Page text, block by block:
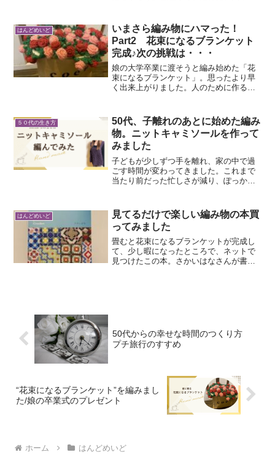
前のほんのひととき、コーヒーを飲みな
がら編み針を持つ時間が、...
はんどめいど
いまさら編み物にハマった！
Part2 花束になるブランケット
完成♪次の挑戦は・・・
娘の大学卒業に渡そうと編み始めた「花
束になるブランケット」。思ったより早
く出来上がりました。人のために作るの
が一つ足りないのがおわかりでしょう
か？あと一つのために、毛糸...
５０代の生き方
50代、子離れのあとに始めた編み
物。ニットキャミソールを作って
みました
子どもが少しずつ手を離れ、家の中で過
ごす時間が変わってきました。これまで
当たり前だった忙しさが減り、ぽっかり
→変化この春、高校生の娘が自分の部屋
で寝るようになり、それま...
はんどめいど
見てるだけで楽しい編み物の本買
ってみました
畳むと花束になるブランケットが完成し
て、少し暇になったところで、ネットで
見つけたこの本。さかいはなさんが書い
50代からの幸せな時間のつくり方
プチ旅行のすすめ
“花束になるブランケット”を編みまし
た/娘の卒業式のプレゼント
ホーム はんどめいど